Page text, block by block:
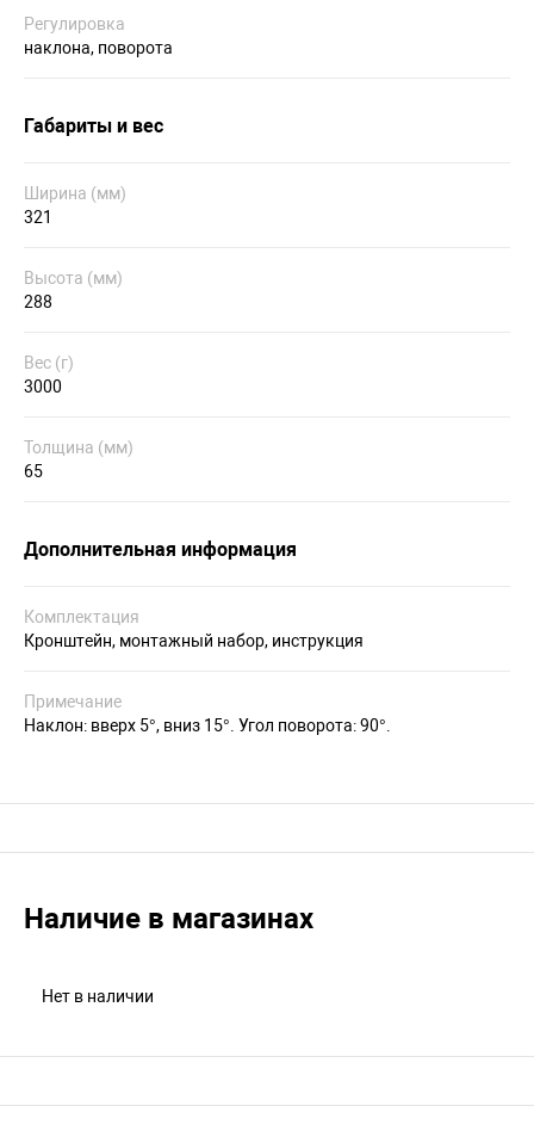
Регулировка
наклона, поворота
Габариты и вес
Ширина (мм)
321
Высота (мм)
288
Вес (г)
3000
Толщина (мм)
65
Дополнительная информация
Комплектация
Кронштейн, монтажный набор, инструкция
Примечание
Наклон: вверх 5°, вниз 15°. Угол поворота: 90°.
Наличие в магазинах
Нет в наличии